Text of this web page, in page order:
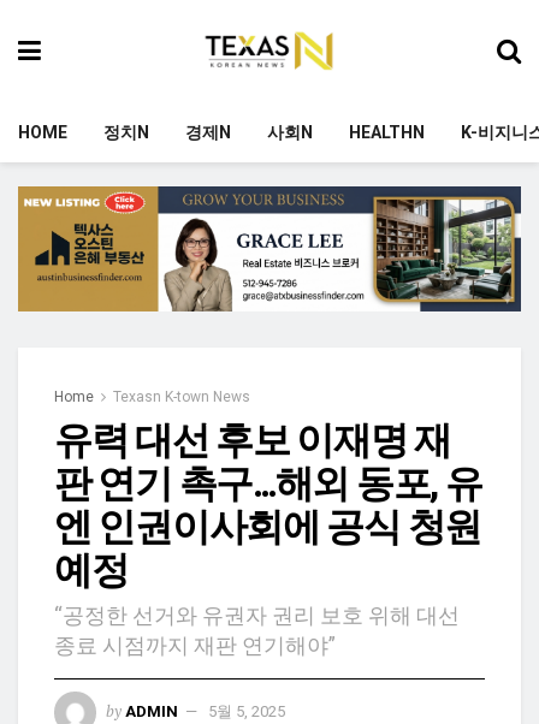
HOME 정치N 경제N 사회N HEALTHN K-비지니
Home Texasn K-town News
유력 대선 후보 이재명 재
판 연기 촉구…해외 동포, 유
엔 인권이사회에 공식 청원
예정
“공정한 선거와 유권자 권리 보호 위해 대선
종료 시점까지 재판 연기해야”
by ADMIN 5월 5, 2025